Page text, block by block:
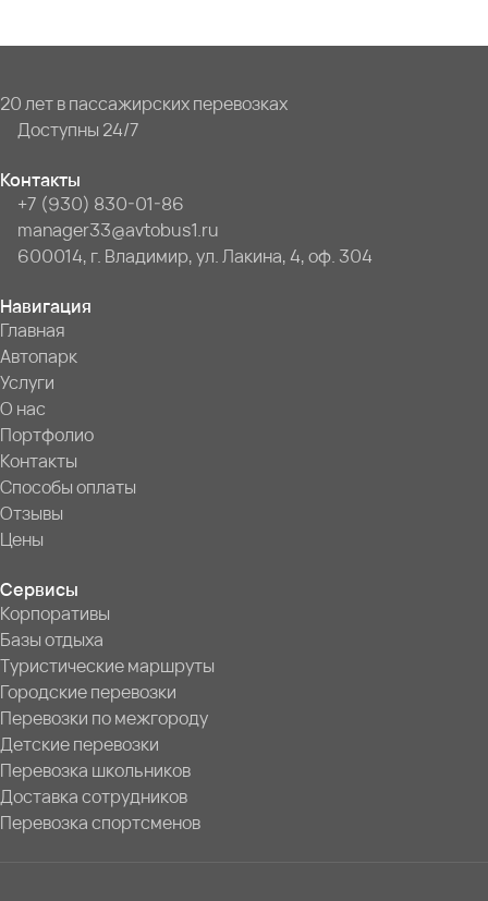
20 лет в пассажирских перевозках
Доступны 24/7
Контакты
+7 (930) 830-01-86
manager33@avtobus1.ru
600014, г. Владимир, ул. Лакина, 4, оф. 304
Навигация
Главная
Автопарк
Услуги
О нас
Портфолио
Контакты
Способы оплаты
Отзывы
Цены
Сервисы
Корпоративы
Базы отдыха
Туристические маршруты
Городские перевозки
Перевозки по межгороду
Детские перевозки
Перевозка школьников
Доставка сотрудников
Перевозка спортсменов